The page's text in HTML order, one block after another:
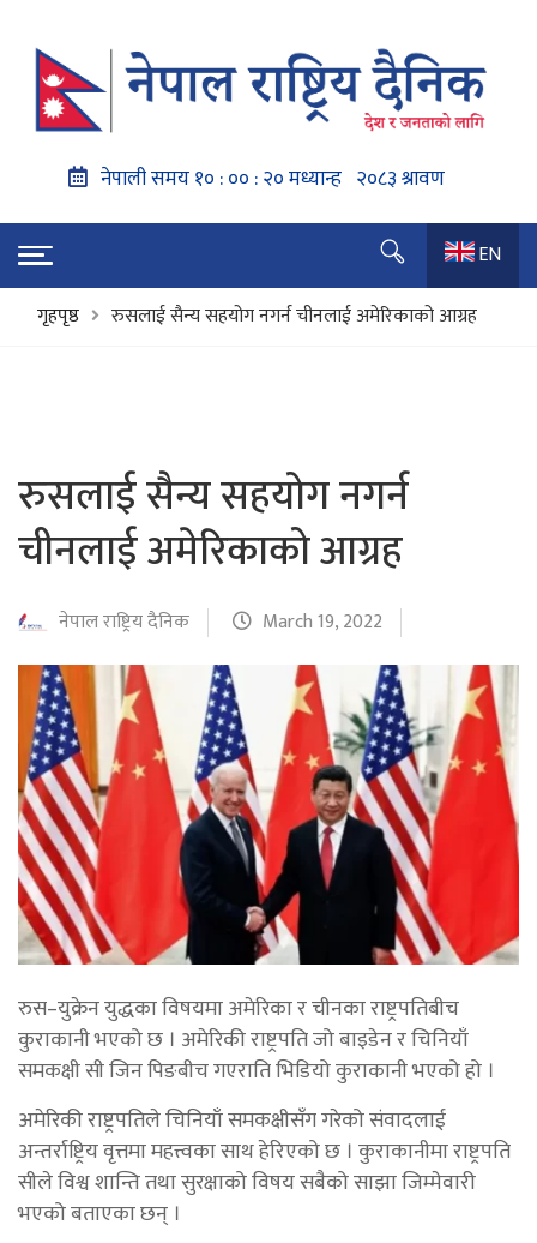
EN
गृहपृष्ठ
रुसलाई सैन्य सहयोग नगर्न चीनलाई अमेरिकाको आग्रह
रुसलाई सैन्य सहयोग नगर्न
चीनलाई अमेरिकाको आग्रह
नेपाल राष्ट्रिय दैनिक March 19, 2022
रुस–युक्रेन युद्धका विषयमा अमेरिका र चीनका राष्ट्रपतिबीच
कुराकानी भएको छ । अमेरिकी राष्ट्रपति जो बाइडेन र चिनियाँ
समकक्षी सी जिन पिङबीच गएराति भिडियो कुराकानी भएको हो ।
अमेरिकी राष्ट्रपतिले चिनियाँ समकक्षीसँग गरेको संवादलाई
अन्तर्राष्ट्रिय वृत्तमा महत्त्वका साथ हेरिएको छ । कुराकानीमा राष्ट्रपति
सीले विश्व शान्ति तथा सुरक्षाको विषय सबैको साझा जिम्मेवारी
भएको बताएका छन् ।